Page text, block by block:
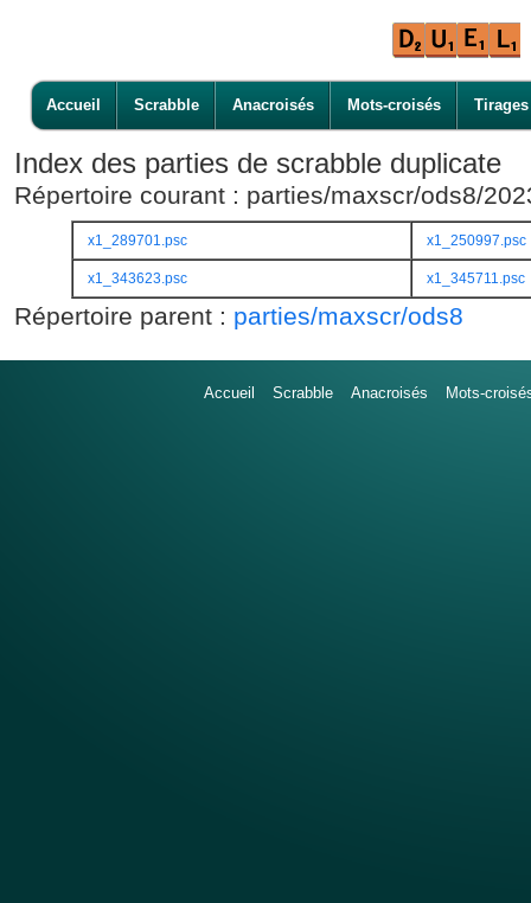
Accueil Scrabble Anacroisés Mots-croisés Tirages
Index des parties de scrabble duplicate
Répertoire courant : parties/maxscr/ods8/
x1_289701.psc x1_250997.psc
x1_343623.psc x1_345711.psc
Répertoire parent : parties/maxscr/ods8
Accueil Scrabble Anacroisés Mots-